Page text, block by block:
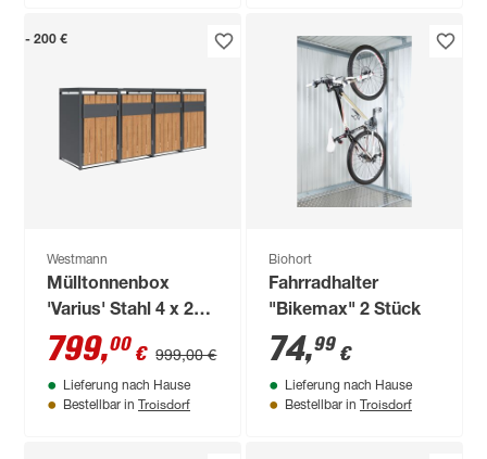
- 200 €
Westmann
Mülltonnenbox
'Varius' Stahl 4 x 240
l anthrazit/Holzoptik
265 x 80 x 116 cm
799,00 € 999,00 €
Lieferung nach Hause
Bestellbar in Troisdorf
Biohort
Fahrradhalter
"Bikemax" 2 Stück
74,99 €
Lieferung nach Hause
Bestellbar in Troisdorf